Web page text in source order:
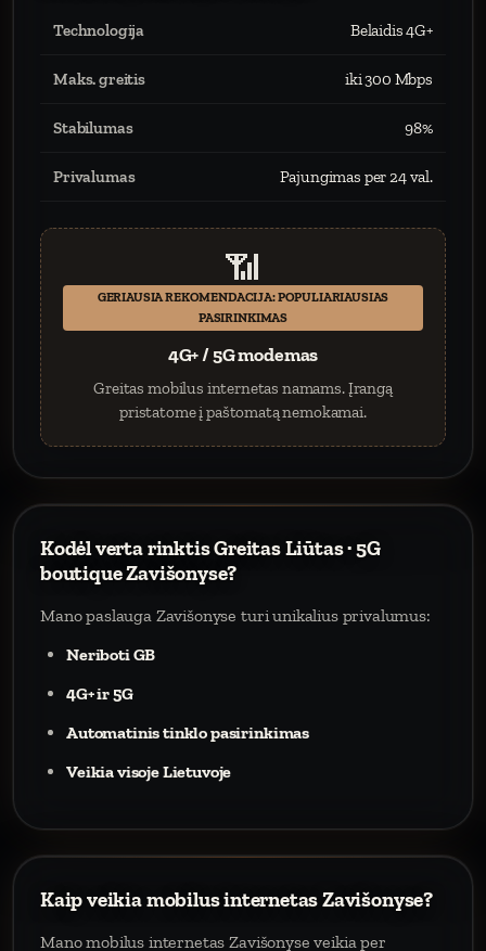
Technologija Belaidis 4G+
Maks. greitis iki 300 Mbps
Stabilumas 98%
Privalumas Pajungimas per 24 val.
📶
GERIAUSIA REKOMENDACIJA: POPULIARIAUSIAS
PASIRINKIMAS
4G+ / 5G modemas
Greitas mobilus internetas namams. Įrangą
pristatome į paštomatą nemokamai.
Kodėl verta rinktis Greitas Liūtas · 5G
boutique Zavišonyse?
Mano paslauga Zavišonyse turi unikalius privalumus:
Neriboti GB
4G+ ir 5G
Automatinis tinklo pasirinkimas
Veikia visoje Lietuvoje
Kaip veikia mobilus internetas Zavišonyse?
Mano mobilus internetas Zavišonyse veikia per